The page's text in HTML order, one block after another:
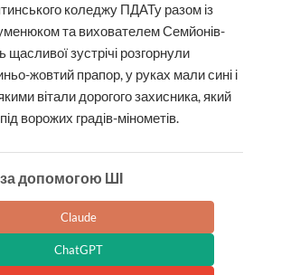
коледжу ПДАТу разом із
та вихователем Семйонів-
щасливої зустрічі розгорнули
жовтий прапор, у руках мали сині і
вітали дорогого захисника, який
ворожих градів-мінометів.
допомогою ШІ
Claude
ChatGPT